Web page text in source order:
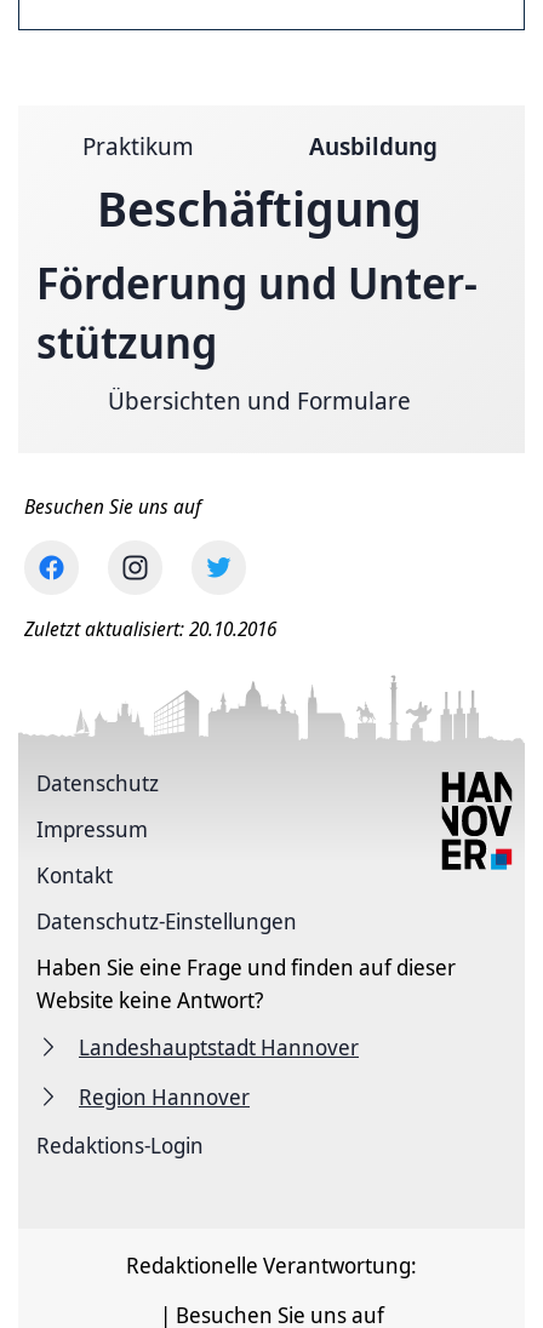
Praktikum Ausbildung
Beschäftigung
Förderung und Unter­
stützung
Übersichten und Formulare
Besuchen Sie uns auf
Zuletzt aktualisiert: 20.10.2016
Datenschutz
Impressum
Kontakt
Datenschutz-Einstellungen
Haben Sie eine Frage und finden auf dieser
Website keine Antwort?
Landeshauptstadt Hannover
Region Hannover
Redaktions-Login
Redaktionelle Verantwortung:
| Besuchen Sie uns auf